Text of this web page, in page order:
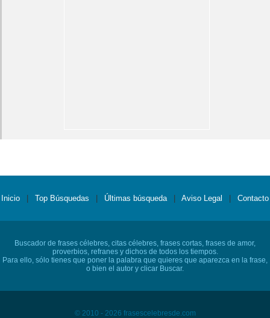
Inicio Top Búsquedas Últimas búsqueda Aviso Legal Contacto
Buscador de frases célebres, citas célebres, frases cortas, frases de amor,
proverbios, refranes y dichos de todos los tiempos.
Para ello, sólo tienes que poner la palabra que quieres que aparezca en la frase,
o bien el autor y clicar Buscar.
© 2010 - 2026 frasescelebresde.com